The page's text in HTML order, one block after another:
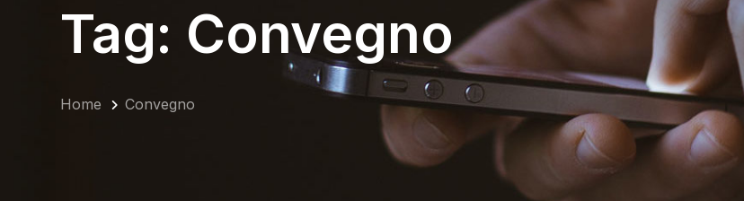
Tag: Convegno
Home Convegno